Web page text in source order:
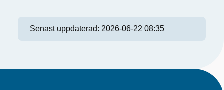
Senast uppdaterad: 2026-06-22 08:35